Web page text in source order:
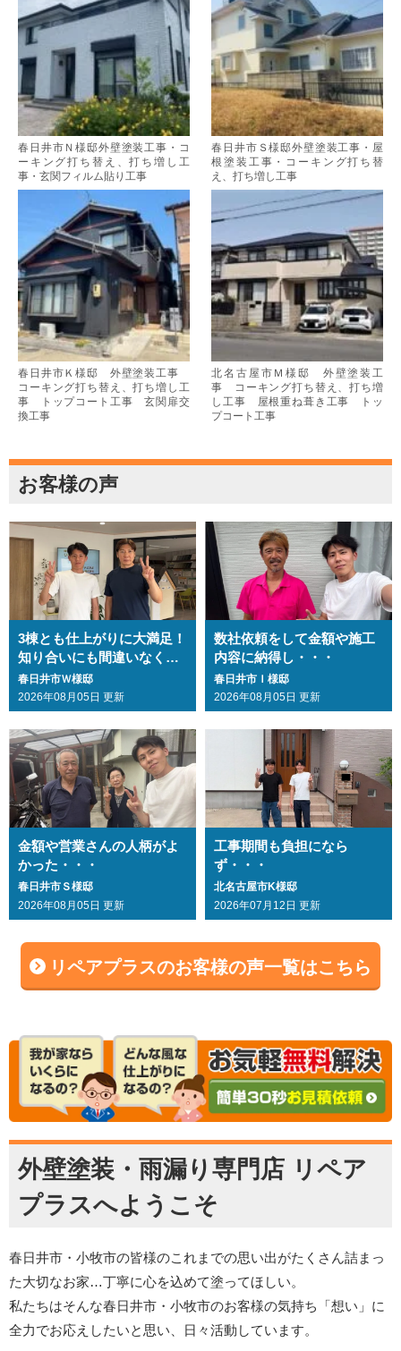
春日井市Ｎ様邸外壁塗装工事・コ
ーキング打ち替え、打ち増し工
事・玄関フィルム貼り工事
春日井市Ｓ様邸外壁塗装工事・屋
根塗装工事・コーキング打ち替
え、打ち増し工事
春日井市Ｋ様邸 外壁塗装工事
コーキング打ち替え、打ち増し工
事 トップコート工事 玄関扉交
換工事
北名古屋市Ｍ様邸 外壁塗装工
事 コーキング打ち替え、打ち増
し工事 屋根重ね葺き工事 トッ
プコート工事
お客様の声
3棟とも仕上がりに大満足！
知り合いにも間違いなくお
勧めします・・・
春日井市Ｗ様邸
2026年08月05日 更新
数社依頼をして金額や施工
内容に納得し・・・
春日井市Ｉ様邸
2026年08月05日 更新
金額や営業さんの人柄がよ
かった・・・
春日井市Ｓ様邸
2026年08月05日 更新
工事期間も負担になら
ず・・・
北名古屋市K様邸
2026年07月12日 更新
リペアプラスのお客様の声一覧はこちら
外壁塗装・雨漏り専門店 リペア
プラスへようこそ
春日井市・小牧市の皆様のこれまでの思い出がたくさん詰まっ
た大切なお家…丁寧に心を込めて塗ってほしい。
私たちはそんな春日井市・小牧市のお客様の気持ち「想い」に
全力でお応えしたいと思い、日々活動しています。